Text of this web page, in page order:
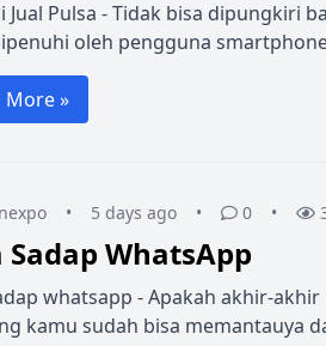
Jual Pulsa - Tidak bisa dipungkiri
oleh pengguna
More »
• 5 days ago • 0 •
Sadap WhatsApp
whatsapp - Apakah akhir-
kamu sudah bisa memantauya